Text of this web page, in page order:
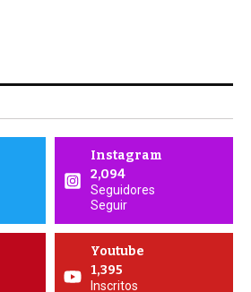
Instagram
2,094
Seguidores
Seguir
Youtube
1,395
Inscritos